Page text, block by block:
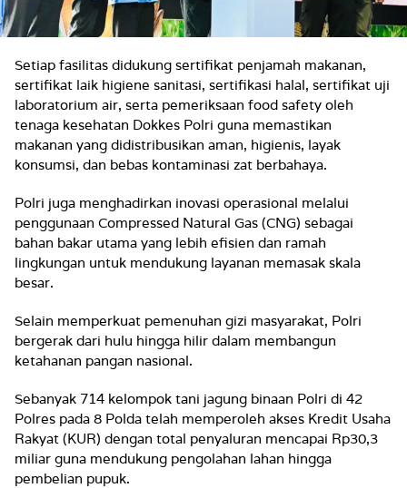
Setiap fasilitas didukung sertifikat penjamah makanan,
sertifikat laik higiene sanitasi, sertifikasi halal, sertifikat uji
laboratorium air, serta pemeriksaan food safety oleh
tenaga kesehatan Dokkes Polri guna memastikan
makanan yang didistribusikan aman, higienis, layak
konsumsi, dan bebas kontaminasi zat berbahaya.
Polri juga menghadirkan inovasi operasional melalui
penggunaan Compressed Natural Gas (CNG) sebagai
bahan bakar utama yang lebih efisien dan ramah
lingkungan untuk mendukung layanan memasak skala
besar.
Selain memperkuat pemenuhan gizi masyarakat, Polri
bergerak dari hulu hingga hilir dalam membangun
ketahanan pangan nasional.
Sebanyak 714 kelompok tani jagung binaan Polri di 42
Polres pada 8 Polda telah memperoleh akses Kredit Usaha
Rakyat (KUR) dengan total penyaluran mencapai Rp30,3
miliar guna mendukung pengolahan lahan hingga
pembelian pupuk.